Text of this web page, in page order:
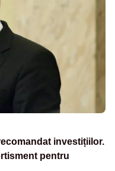
investițiilor.
pentru